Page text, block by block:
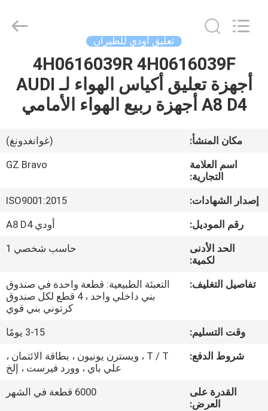
الصفحة
الرئيسية
معلومات
جولة
اتصل
Reserved.
تعليق أودي للطيران
4H0616039R 4H0616039F
أجهزة تعليق أكياس الهواء لـ AUDI
A8 D4 أجهزة ربيع الهواء الأمامي
مكان المنشأ:
(غوانغدونغ)
اسم العلامة
التجارية:
GZ Bravo
إصدار الشهادات:
ISO9001:2015
رقم الموديل:
أودي A8 D4
الحد الأدنى
لكمية:
حاسب شخصي 1
تفاصيل التغليف:
التعبئة الطبيعية: قطعة واحدة في صندوق
بني داخلي واحد ، 4 قطع لكل صندوق
كرتوني بني قوي
وقت التسليم:
3-15 يومًا
شروط الدفع:
T / T ، ويسترن يونيون ، بطاقة الائتمان ،
علي باي ، وورد فيرست ، إلخ
القدرة على
العرض:
6000 قطعة في الشهر